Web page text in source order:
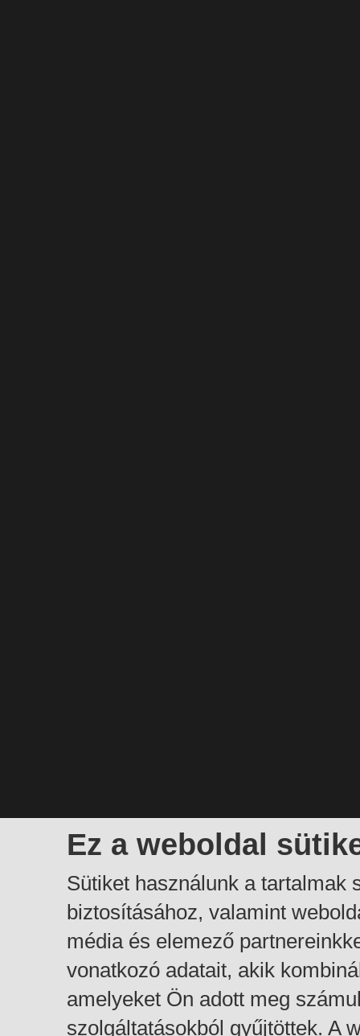
Ez a weboldal
Sütiket használunk a tartalmak
biztosításához, valamint
média és elemező
vonatkozó adatait, akik
amelyeket Ön adott meg
szolgáltatásokból gyűjtöttek. A